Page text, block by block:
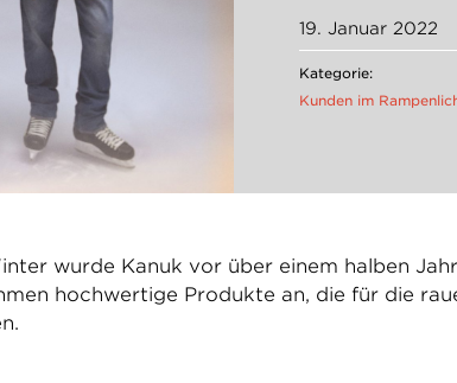
19. Januar 2022
Kategorie:
Kunden im
wurde Kanuk vor über einem halben
hochwertige Produkte an, die für die